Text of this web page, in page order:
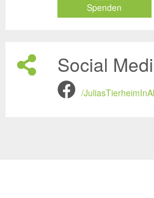
Spenden
Social
/